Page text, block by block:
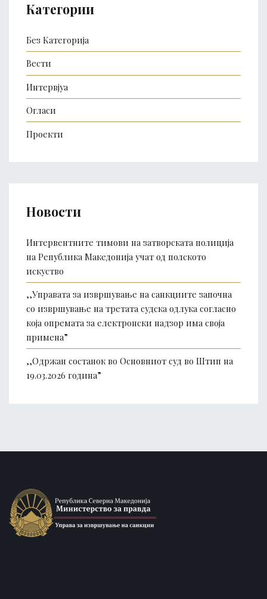
Категории
Без Категорија
Вести
Интервјуа
Огласи
Проекти
Новости
Интервентните тимови на затворската полиција
на Република Македонија учат од полското
искуство
,,Управата за извршување на санкциите започна
со извршување на третата судска одлука согласно
која опремата за електронски надзор има своја
примена”
,,Одржан состанок во Основниот суд во Штип на
19.03.2026 година”